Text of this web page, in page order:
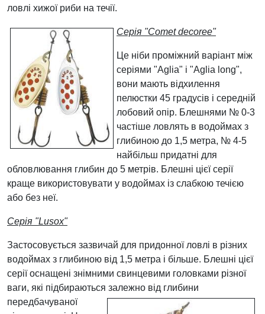
ловлі хижої риби на течії.
Серія "Comet decoree"
Це ніби проміжний варіант між
серіями "Aglia" і "Aglia long",
вони мають відхилення
пелюстки 45 градусів і середній
лобовий опір. Блешнями № 0-3
частіше ловлять в водоймах з
глибиною до 1,5 метра, № 4-5
найбільш придатні для
обловлювання глибин до 5 метрів. Блешні цієї серії
краще використовувати у водоймах із слабкою течією
або без неї.
Серія "Lusox"
Застосовується зазвичай для придонної ловлі в різних
водоймах з глибиною від 1,5 метра і більше. Блешні цієї
серії оснащені знімними свинцевими головками різної
ваги, які підбираються залежно від глибини
передбачуваної